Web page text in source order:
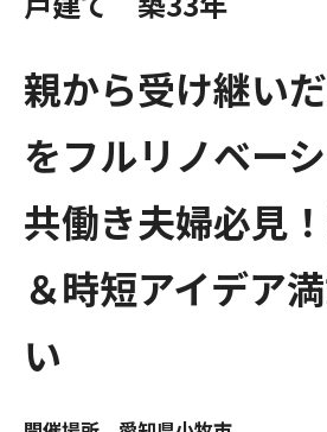
親から受け継い
をフルリノベー
共働き夫婦必見
＆時短アイデア
い